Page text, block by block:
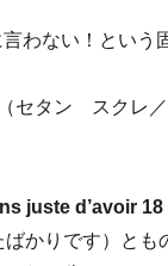
わない！という
（セタン スクレ／
juste d’avoir 18
かりです）とも